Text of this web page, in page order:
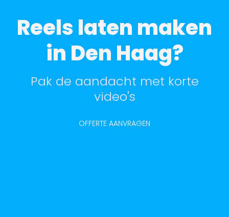
Reels laten maken
in Den Haag?
Pak de aandacht met korte
video's
OFFERTE AANVRAGEN